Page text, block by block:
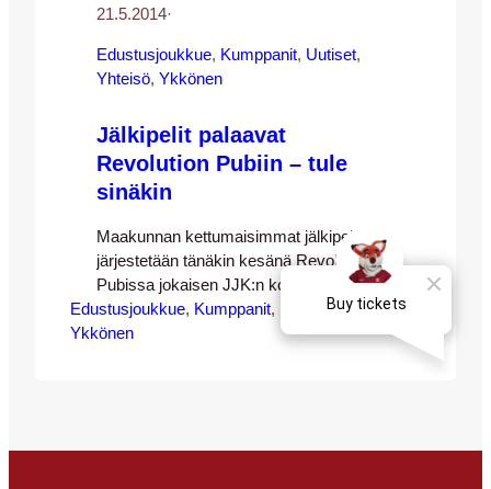
21.5.2014·
Edustusjoukkue, Kumppanit, Uutiset
Yhteisö, Ykkönen
Jälkipelit palaavat
Revolution Pubiin – tule
sinäkin
Maakunnan kettumaisimmat jälkipelit
järjestetään tänäkin kesänä Revolution
Pubissa jokaisen JJK:n kotiottelun
jälkeen. Harjun hurmoksesta on lyhyt
reissu Kävelykadun ja Väinönkadun
miinukset ja paikan päälle tulee toki myös
Edustusjoukkue, Kumppanit, Uutiset, Yhteisö ,
Ykkönen